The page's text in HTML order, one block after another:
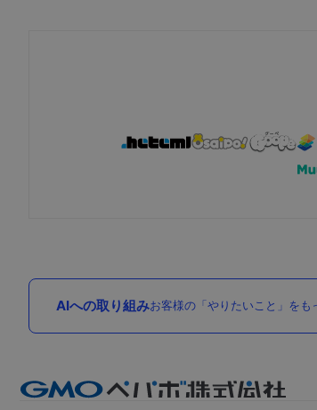
AIへの取り組みお客様の「やりたいこと」をも